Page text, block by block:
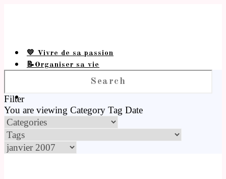
💛 Vivre de sa passion
📝Organiser sa vie
Filter
You are viewing Category Tag Date